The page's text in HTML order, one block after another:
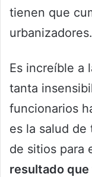
tienen que
urbanizadores.
Es increíble a
tanta
funcionarios
es la salud de
de sitios para
resultado